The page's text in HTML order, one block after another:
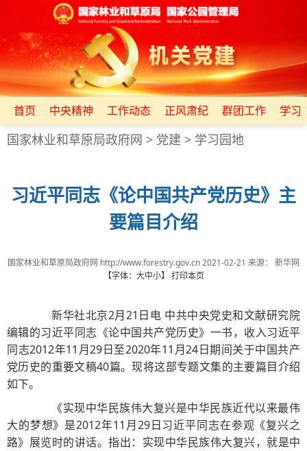
首页 中央精神 工作动态 正风肃纪 群团工作 学习
国家林业和草原局政府网 > 党建 > 学习园地
习近平同志《论中国共产党历史》主
要篇目介绍
国家林业和草原局政府网 http://www.forestry.gov.cn2021-02-21 来源： 新华网
【字体： 大中小】 打印本页
新华社北京2月21日电 中共中央党史和文献研究院
编辑的习近平同志《论中国共产党历史》一书，收入习近平
同志2012年11月29日至2020年11月24日期间关于中国共产
党历史的重要文稿40篇。现将这部专题文集的主要篇目介绍
如下。
《实现中华民族伟大复兴是中华民族近代以来最伟
大的梦想》是2012年11月29日习近平同志在参观《复兴之
路》展览时的讲话。指出：实现中华民族伟大复兴，就是中